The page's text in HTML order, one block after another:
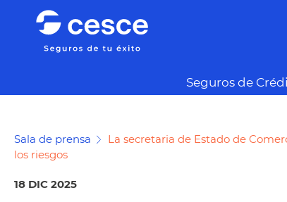
Seguros de
Sala de prensa
La secretaria de Estado de
los riesgos
18 DIC 2025